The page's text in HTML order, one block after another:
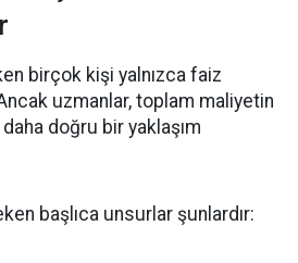
birçok kişi yalnızca faiz
uzmanlar, toplam maliyetin
doğru bir yaklaşım
başlıca unsurlar şunlardır: